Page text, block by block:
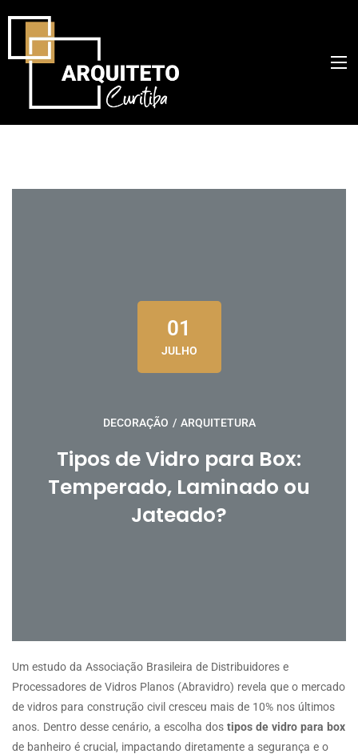
01
JULHO
DECORAÇÃO / ARQUITETURA
Tipos de Vidro para Box:
Temperado, Laminado ou
Jateado?
Um estudo da Associação Brasileira de Distribuidores e
Processadores de Vidros Planos (Abravidro) revela que o mercado
de vidros para construção civil cresceu mais de 10% nos últimos
anos. Dentro desse cenário, a escolha dos tipos de vidro para box
de banheiro é crucial, impactando diretamente a segurança e o